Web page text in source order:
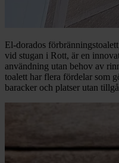
El-dorados
vid stugan i Rott, är en
användning utan behov av
toalett har flera fördelar som
baracker och platser utan